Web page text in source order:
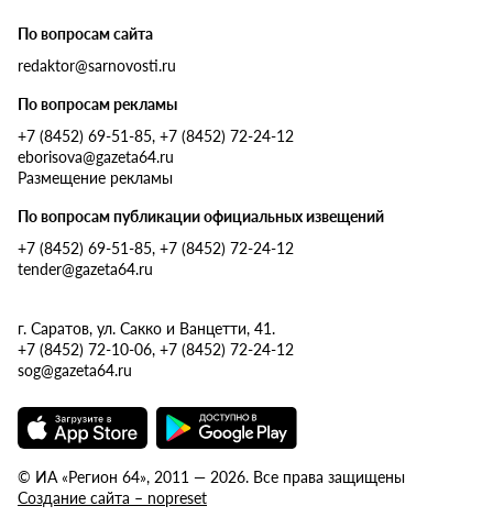
По вопросам сайта
redaktor@sarnovosti.ru
По вопросам рекламы
+7 (8452) 69-51-85, +7 (8452) 72-24-12
eborisova@gazeta64.ru
Размещение рекламы
По вопросам публикации официальных извещений
+7 (8452) 69-51-85, +7 (8452) 72-24-12
tender@gazeta64.ru
г. Саратов, ул. Сакко и Ванцетти, 41.
+7 (8452) 72-10-06, +7 (8452) 72-24-12
sog@gazeta64.ru
© ИА «Регион 64», 2011 — 2026. Все права защищены
Создание сайта – nopreset